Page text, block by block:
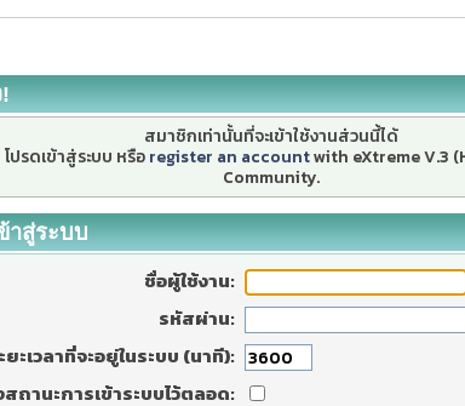
สมาชิกเท่านั้นที่จะเข้าใช้งานส่วนนี้ได้
โปรดเข้าสู่ระบบ หรือ register an accountwith eXtreme V.3
Community.
าสู่ระบบ
ชื่อผู้ใช้งาน:
รหัสผ่าน:
ยะเวลาที่จะอยู่ในระบบ (นาที):
สถานะการเข้าระบบไว้ตลอด: